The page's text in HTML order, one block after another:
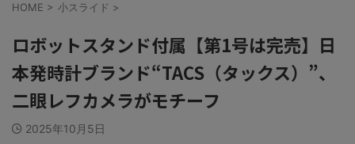
HOME > 小スライド >
ロボットスタンド付属【第1号は完売】日
本発時計ブランド“TACS（タックス）”、
二眼レフカメラがモチーフ
2025年10月5日